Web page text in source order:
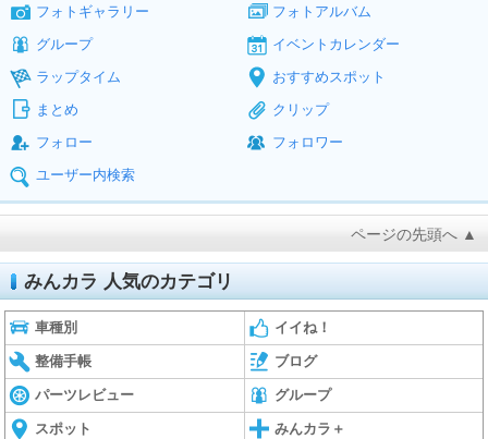
フォトギャラリー
フォトアルバム
グループ
イベントカレンダー
ラップタイム
おすすめスポット
まとめ
クリップ
フォロー
フォロワー
ユーザー内検索
ページの先頭へ ▲
みんカラ 人気のカテゴリ
車種別 イイね！
整備手帳 ブログ
パーツレビュー グループ
スポット みんカラ＋